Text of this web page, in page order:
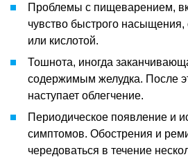
Проблемы с пищеварением,
чувство быстрого
или кислотой.
Тошнота, иногда
содержимым желудка. После
наступает облегчение.
Периодическое появление и
симптомов. Обострения и
чередоваться в течение